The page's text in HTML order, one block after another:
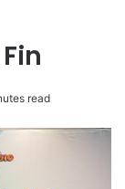
read